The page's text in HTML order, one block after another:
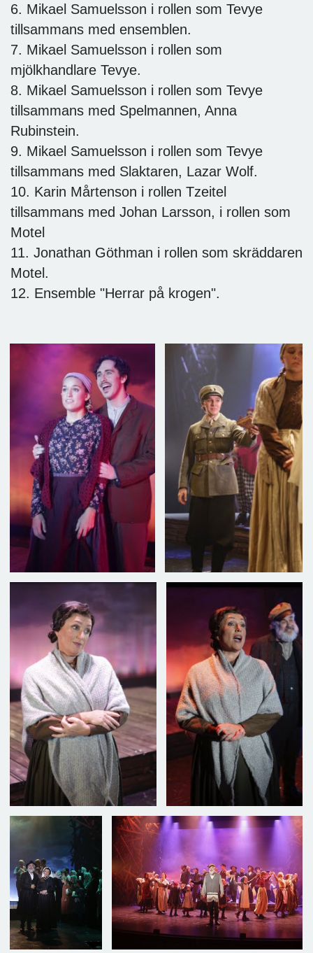
6. Mikael Samuelsson i rollen som Tevye
tillsammans med ensemblen.
7. Mikael Samuelsson i rollen som
mjölkhandlare Tevye.
8. Mikael Samuelsson i rollen som Tevye
tillsammans med Spelmannen, Anna
Rubinstein.
9. Mikael Samuelsson i rollen som Tevye
tillsammans med Slaktaren, Lazar Wolf.
10. Karin Mårtenson i rollen Tzeitel
tillsammans med Johan Larsson, i rollen som
Motel
11. Jonathan Göthman i rollen som skräddaren
Motel.
12. Ensemble "Herrar på krogen".